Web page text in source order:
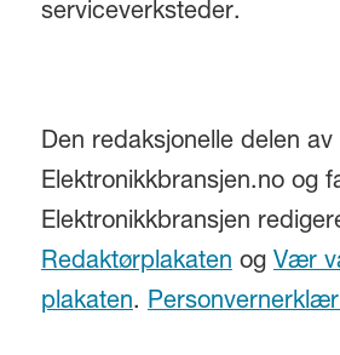
serviceverksteder.
Den redaksjonelle delen av
Elektronikkbransjen.no og
Elektronikkbransjen
Redaktørplakaten og Vær
plakaten.